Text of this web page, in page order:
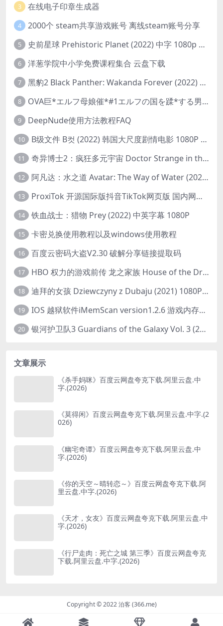
3 在线电子印章生成器
4 2000个 steam共享游戏账号 离线steam账号分享
5 史前星球 Prehistoric Planet (2022) 中字 1080p 高清 阿里云盘 2022.5.27已更新全集
6 洋葱学院中小学免费课程集合 云盘下载
7 黑豹2 Black Panther: Wakanda Forever (2022) 高清版
8 OVA巨*エルフ母娘催*#1エルフの国を蹂*する男。汚された女王と姫
9 DeepNude使用方法教程FAQ
10 B级文件 B컷 (2022) 韩国大尺度剧情电影 1080P 中字
11 奇异博士2：疯狂多元宇宙 Doctor Strange in the Multiverse of Madness (2022) 高清版1080p
12 阿凡达：水之道 Avatar: The Way of Water (2022) 1080p 2k 4k 中文字幕
13 ProxiTok 开源国际版抖音TikTok网页版 国内网络直连
14 铁血战士：猎物 Prey (2022) 中英字幕 1080P
15 卡密兑换使用教程以及windows使用教程
16 百度云密码大盗V2.30 破解分享链接提取码
17 HBO 权力的游戏前传 龙之家族 House of the Dragon (2022) 中字 1080P 更新4集
18 迪拜的女孩 Dziewczyny z Dubaju (2021) 1080P 中字
19 IOS 越狱软件iMemScan version1.2.6 游戏内存修改器
20 银河护卫队3 Guardians of the Galaxy Vol. 3 (2023)4K高清资源1080p只分享精品
文章展示
《杀手妈咪》百度云网盘夸克下载.阿里云盘.中
字.(2026)
《莫得闲》百度云网盘夸克下载.阿里云盘.中字.(2
026)
《幽宅奇谭》百度云网盘夸克下载.阿里云盘.中
字.(2026)
《你的天空～晴转恋～》百度云网盘夸克下载.阿
里云盘.中字.(2026)
《天才，女友》百度云网盘夸克下载.阿里云盘.中
字.(2026)
《行尸走肉：死亡之城 第三季》百度云网盘夸克
下载.阿里云盘.中字.(2026)
Copyright © 2022 泊客 (366.me)